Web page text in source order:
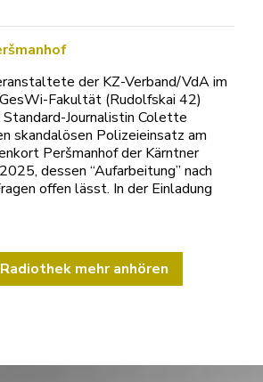
der KZ-Verband/VdA im
Fakultät (Rudolfskai 42)
Journalistin Colette
skandalösen Polizeieinsatz am
Peršmanhof der Kärntner
dessen “Aufarbeitung” nach
offen lässt. In der Einladung
mehr anhören